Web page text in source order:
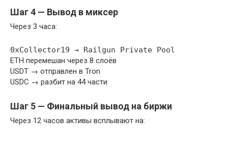
Шаг 4 — Вывод в миксер
Через 3 часа:
0xCollector19 → Railgun Private Pool
ETH перемешан через 8 слоёв
USDT → отправлен в Tron
USDC → разбит на 44 части
Шаг 5 — Финальный вывод на биржи
Через 12 часов активы всплывают на: